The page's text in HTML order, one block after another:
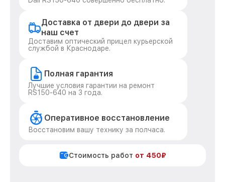
Доставка от двери до двери за
наш счет
Доставим оптический прицел курьерской
службой в Краснодаре.
Полная гарантия
Лучшие условия гарантии на ремонт
RS150-640 на 3 года.
Оперативное восстановление
Восстановим вашу технику за полчаса.
Стоимость работ от 450₽